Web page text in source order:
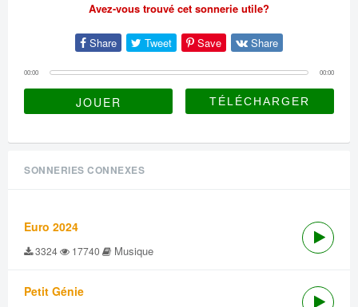
Avez-vous trouvé cet sonnerie utile?
Share Tweet Save Share
00:00 00:00
JOUER
SONNERIES CONNEXES
Euro 2024
3324 17740 Musique
Petit Génie